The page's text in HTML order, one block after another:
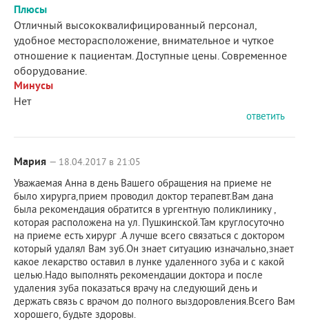
Плюсы
Отличный высококвалифицированный персонал,
удобное месторасположение, внимательное и чуткое
отношение к пациентам. Доступные цены. Современное
оборудование.
Минусы
Нет
ответить
Мария — 18.04.2017 в 21:05
Уважаемая Анна в день Вашего обращения на приеме не
было хирурга,прием проводил доктор терапевт.Вам дана
была рекомендация обратится в ургентную поликлинику ,
которая расположена на ул. Пушкинской.Там круглосуточно
на приеме есть хирург .А лучше всего связаться с доктором
который удалял Вам зуб.Он знает ситуацию изначально,знает
какое лекарство оставил в лунке удаленного зуба и с какой
целью.Надо выполнять рекомендации доктора и после
удаления зуба показаться врачу на следующий день и
держать связь с врачом до полного выздоровления.Всего Вам
хорошего, будьте здоровы.